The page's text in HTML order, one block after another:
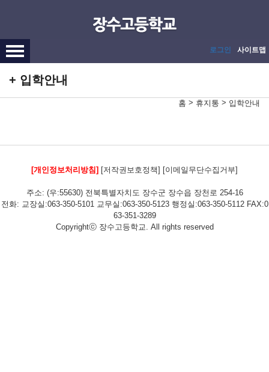
로그인 사이트맵
입학안내
홈 > 휴지통 > 입학안내
[개인정보처리방침] [저작권보호정책] [이메일무단수집거부]
주소: (우:55630) 전북특별자치도 장수군 장수읍 장천로 254-16
전화: 교장실:063-350-5101 교무실:063-350-5123 행정실:063-350-5112 FAX:0
63-351-3289
Copyrightⓒ 장수고등학교. All rights reserved